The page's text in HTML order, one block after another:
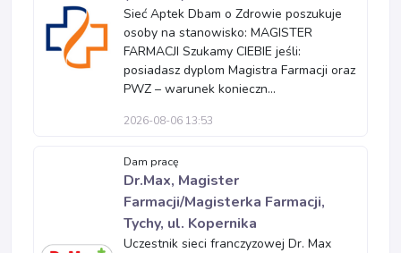
Sieć Aptek Dbam o Zdrowie poszukuje
osoby na stanowisko: MAGISTER
FARMACJI Szukamy CIEBIE jeśli:
posiadasz dyplom Magistra Farmacji oraz
PWZ – warunek konieczn...
2026-08-06 13:53
Dam pracę
Dr.Max, Magister
Farmacji/Magisterka Farmacji,
Tychy, ul. Kopernika
Uczestnik sieci franczyzowej Dr. Max